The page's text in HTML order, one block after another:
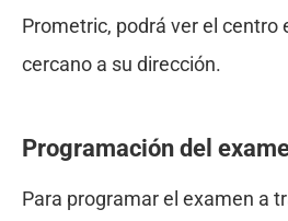
Prometric, podrá ver el centro
cercano a su dirección.
Programación del
Para programar el examen a